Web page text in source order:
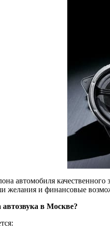
автомобиля
желания и финансовые
в Москве?